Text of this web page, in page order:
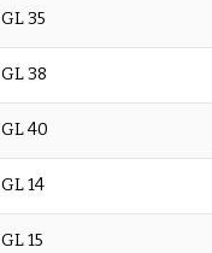
GL 35
GL 38
GL 40
GL 14
GL 15